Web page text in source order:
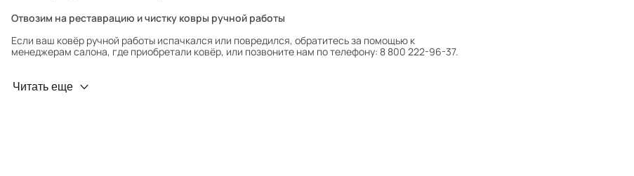
Отвозим на реставрацию и чистку ковры ручной работы
Если ваш ковёр ручной работы испачкался или повредился, обратитесь за помощью к
менеджерам салона, где приобретали ковёр, или позвоните нам по телефону: 8 800 222-96-37.
Профилактика износа
Читать еще